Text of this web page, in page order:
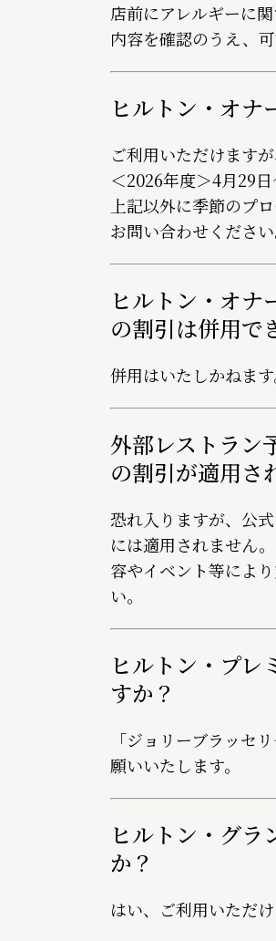
店前にアレルギーに
内容を確認のうえ、
ヒルトン・オナ
ご利用いただけます
＜2026年度＞4月29
上記以外に季節のプ
お問い合わせください
ヒルトン・オナ
の割引は併用で
併用はいたしかねます
外部レストラン
の割引が適用さ
恐れ入りますが、公
には適用されません
容やイベント等によ
い。
ヒルトン・プレ
すか？
「ジョリーブラッセ
願いいたします。
ヒルトン・グラ
か？
はい、ご利用いただけ